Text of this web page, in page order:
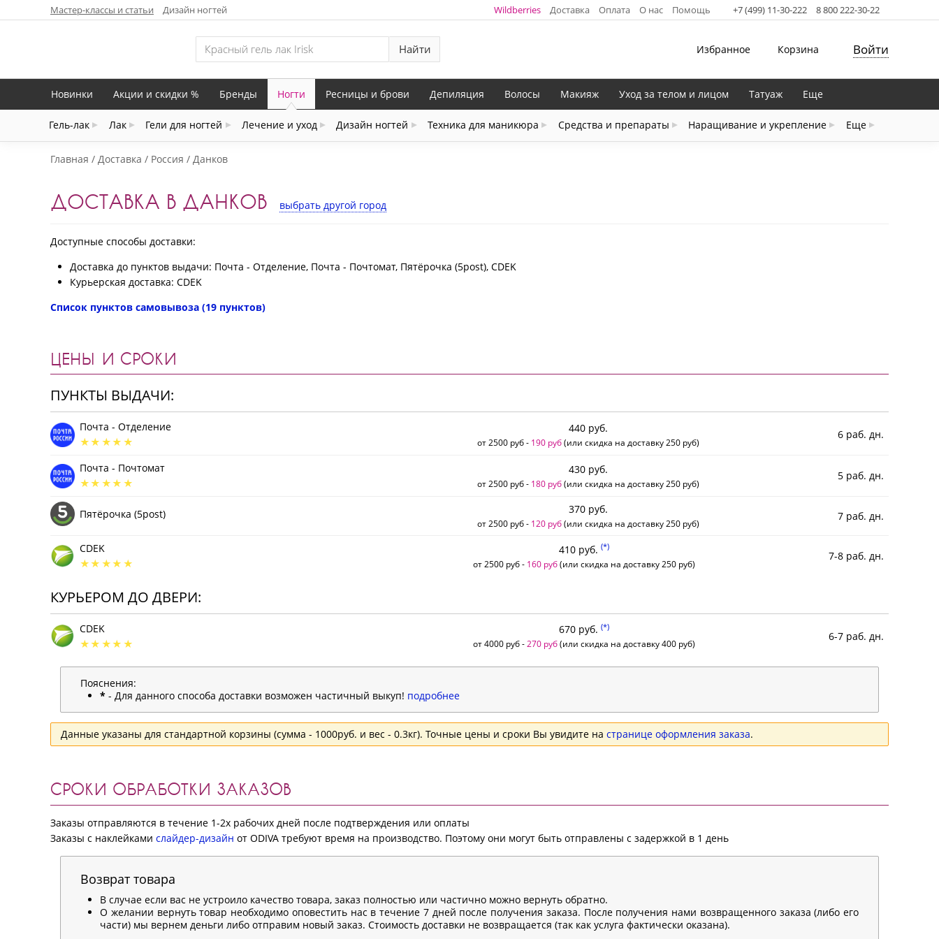
Мастер-классы и статьи Дизайн ногтей Wildberries Доставка Оплата О нас Помощь +7 (499) 11-30-222 8 800 222-30-22
Найти Избранное Корзина Войти
Новинки Акции и скидки % Бренды Ногти
Гель-лак Лак Гели для ногтей Лечение и уход Дизайн ногтей Техника для маникюра Средства и препараты Наращивание и укрепление Еще
Ресницы и брови Депиляция Волосы Макияж Уход за телом и лицом Татуаж Еще
Главная Доставка Россия Данков
ДОСТАВКА В ДАНКОВ выбрать другой город
Доступные способы доставки:
Доставка до пунктов выдачи: Почта - Отделение, Почта - Почтомат, Пятёрочка (5post), CDEK
Курьерская доставка: CDEK
Список пунктов самовывоза (19 пунктов)
ЦЕНЫ И СРОКИ
ПУНКТЫ ВЫДАЧИ:
Почта - Отделение 440 руб.
от 2500 руб - 190 руб(или скидка на доставку 250 руб)
6 раб. дн.
Почта - Почтомат 430 руб.
от 2500 руб - 180 руб(или скидка на доставку 250 руб)
5 раб. дн.
Пятёрочка (5post) 370 руб.
от 2500 руб - 120 руб(или скидка на доставку 250 руб)
7 раб. дн.
CDEK 410 руб. (*)
от 2500 руб - 160 руб(или скидка на доставку 250 руб)
7-8 раб. дн.
КУРЬЕРОМ ДО ДВЕРИ:
CDEK 670 руб. (*)
от 4000 руб - 270 руб(или скидка на доставку 400 руб)
6-7 раб. дн.
Пояснения:
* - Для данного способа доставки возможен частичный выкуп! подробнее
Данные указаны для стандартной корзины (сумма - 1000руб. и вес - 0.3кг). Точные цены и сроки Вы увидите на странице оформления заказа.
СРОКИ ОБРАБОТКИ ЗАКАЗОВ
Заказы отправляются в течение 1-2х рабочих дней после подтверждения или оплаты
Заказы с наклейками слайдер-дизайн от ODIVA требуют время на производство. Поэтому они могут быть отправлены с задержкой в 1 день
Возврат товара
В случае если вас не устроило качество товара, заказ полностью или частично можно вернуть обратно.
О желании вернуть товар необходимо оповестить нас в течение 7 дней после получения заказа. После получения нами возвращенного заказа (либо его
части) мы вернем деньги либо отправим новый заказ. Стоимость доставки не возвращается (так как услуга фактически оказана).